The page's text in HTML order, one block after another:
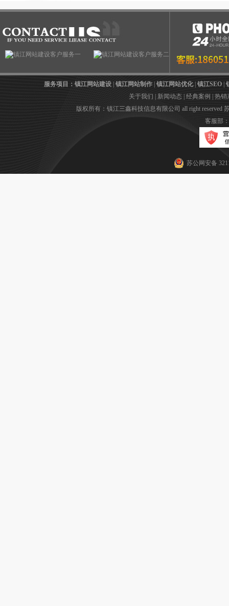
服务项目： 镇江网站建设 镇江网站制作 镇江网站优化| 镇江SEO
关于我们
新闻动态 经典案例
热销
版权所有：镇江三鑫科技信息有限公司 all right reserved
客服部
苏公网安备